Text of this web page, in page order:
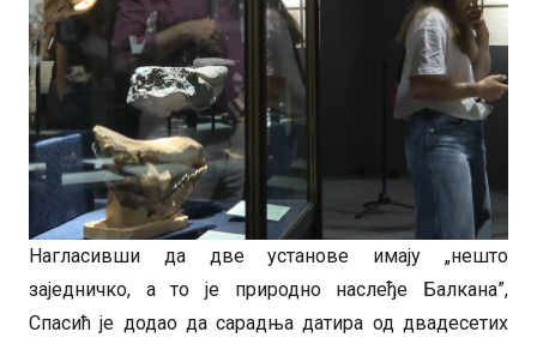
Нагласивши да две установе имају „нешто
заједничко, а то је природно наслеђе Балкана”,
Спасић је додао да сарадња датира од двадесетих